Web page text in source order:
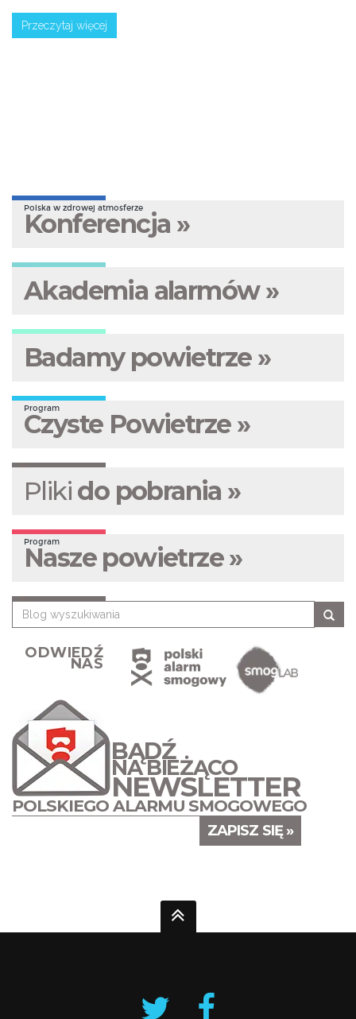
Przeczytaj więcej
Polska w zdrowej atmosferze
Konferencja »
Akademia alarmów »
Badamy powietrze »
Program
Czyste Powietrze »
Pliki do pobrania »
Program
Nasze powietrze »
ODWIEDŹ
NAS
BĄDŹ
NA BIEŻĄCO
NEWSLETTER
POLSKIEGO ALARMU SMOGOWEGO
ZAPISZ SIĘ »